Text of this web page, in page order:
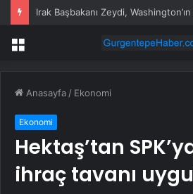
Menü
Anasayfa / Ekonomi
Ekonomi
Hektaş’tan
ihraç tavanı